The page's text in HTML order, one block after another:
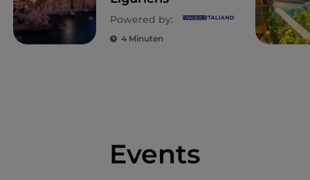
Powered by:
4 Minuten
Events